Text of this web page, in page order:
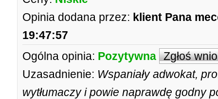
Opinia dodana przez: klient Pana
19:47:57
Ogólna opinia: Pozytywna Zgłoś
Uzasadnienie: Wspaniały adwokat,
wytłumaczy i powie naprawdę godny